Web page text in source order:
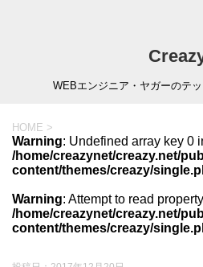
WEBエンジニア・ヤガーのテ
HOME >
Warning: Undefined array key 0
/home/creazynet/creazy.net/
content/themes/creazy/
Warning: Attempt to read
/home/creazynet/creazy.net/
content/themes/creazy/